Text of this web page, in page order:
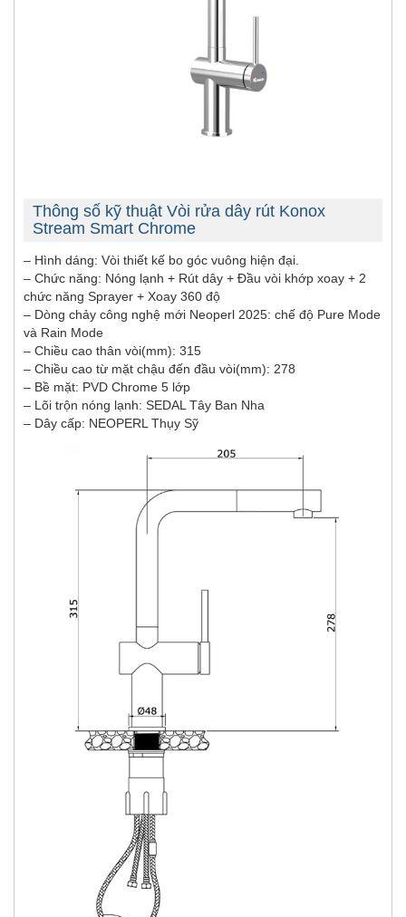
Thông số kỹ thuật Vòi rửa dây rút Konox
Stream Smart Chrome
– Hình dáng: Vòi thiết kế bo góc vuông hiện đại.
– Chức năng: Nóng lạnh + Rút dây + Đầu vòi khớp xoay + 2
chức năng Sprayer + Xoay 360 độ
– Dòng chảy công nghệ mới Neoperl 2025: chế độ Pure Mode
và Rain Mode
– Chiều cao thân vòi(mm): 315
– Chiều cao từ mặt chậu đến đầu vòi(mm): 278
– Bề mặt: PVD Chrome 5 lớp
– Lõi trộn nóng lạnh: SEDAL Tây Ban Nha
– Dây cấp: NEOPERL Thụy Sỹ